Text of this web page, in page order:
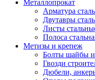
Металлопрокат
Арматура
Двутавры
Листы
Полоса
Метизы и крепеж
Болты шайбы и
Гвозди
Дюбели,